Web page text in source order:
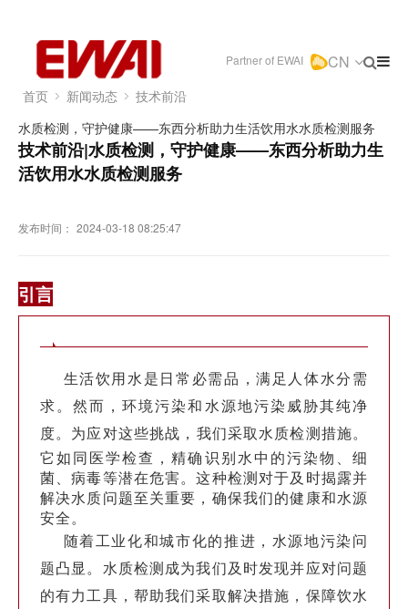
Partner of EWAI CN
首页 新闻动态
技术前沿
水质检测，守护健康——东西分析助力生活饮用水水质检测服务
技术前沿|水质检测，守护健康——东西分析助力生
活饮用水水质检测服务
发布时间： 2024-03-18 08:25:47
引言
生活饮用水是日常必需品，满足人体水分需
求。然而，环境污染和水源地污染威胁其纯净
度。 为应对这些挑战，我们采取水质检测措施。
它如同医学检查，精确识别水中的污染物、细
菌、病毒等潜在危害。这种检测对于及时揭露并
解决水质问题至关重要，确保我们的健康和水源
安全。
随着工业化和城市化的推进，水源地污染问
题凸显。水质检测成为我们及时发现并应对问题
的有力工具，帮助我们采取解决措施，保障饮水